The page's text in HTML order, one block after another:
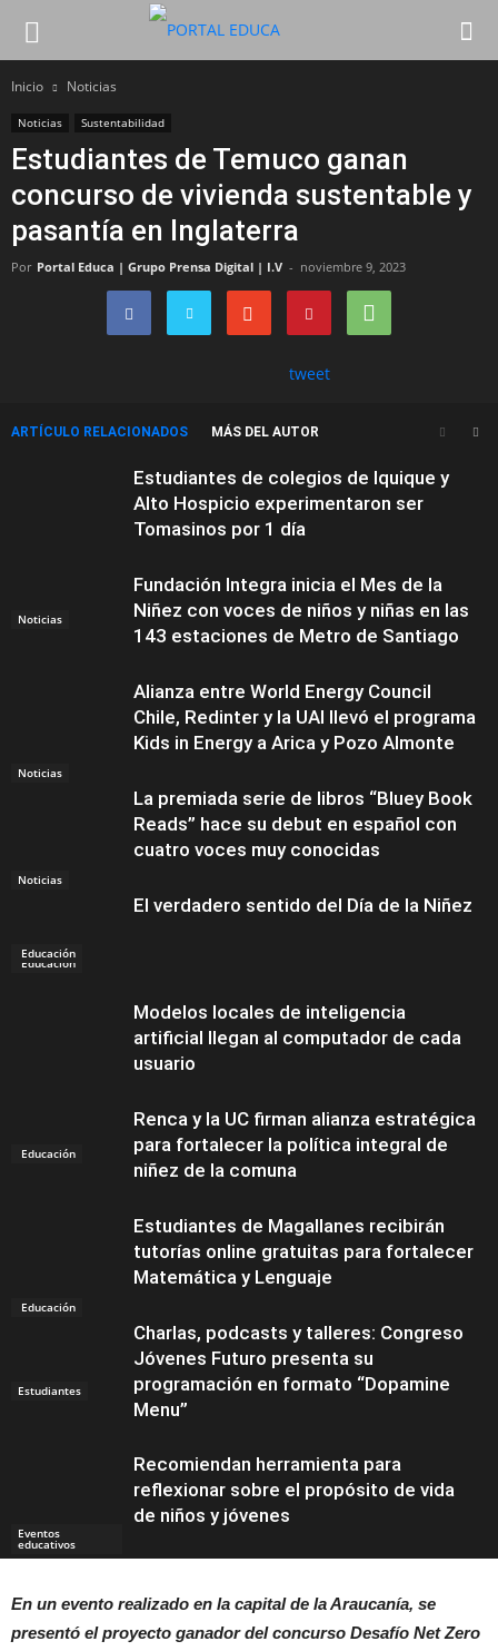
Inicio Noticias
Noticias Sustentabilidad
Estudiantes de Temuco ganan
concurso de vivienda sustentable y
pasantía en Inglaterra
Por Portal Educa | Grupo Prensa Digital | I.V - noviembre 9, 2023
tweet
ARTÍCULO RELACIONADOS MÁS DEL AUTOR
Noticias
Estudiantes de colegios de Iquique y
Alto Hospicio experimentaron ser
Tomasinos por 1 día
Noticias
Fundación Integra inicia el Mes de la
Niñez con voces de niños y niñas en las
143 estaciones de Metro de Santiago
Noticias
Alianza entre World Energy Council
Chile, Redinter y la UAI llevó el programa
Kids in Energy a Arica y Pozo Almonte
Educación
La premiada serie de libros “Bluey Book
Reads” hace su debut en español con
cuatro voces muy conocidas
Educación
El verdadero sentido del Día de la Niñez
Educación
Modelos locales de inteligencia
artificial llegan al computador de cada
usuario
Educación
Renca y la UC firman alianza estratégica
para fortalecer la política integral de
niñez de la comuna
Estudiantes
Estudiantes de Magallanes recibirán
tutorías online gratuitas para fortalecer
Matemática y Lenguaje
Eventos
educativos
Charlas, podcasts y talleres: Congreso
Jóvenes Futuro presenta su
programación en formato “Dopamine
Menu”
Recomiendan herramienta para
reflexionar sobre el propósito de vida
de niños y jóvenes
En un evento realizado en la capital de la Araucanía, se
presentó el proyecto ganador del concurso Desafío Net Zero